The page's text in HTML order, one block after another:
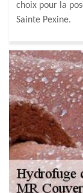
choix pour la
Sainte Pexine.